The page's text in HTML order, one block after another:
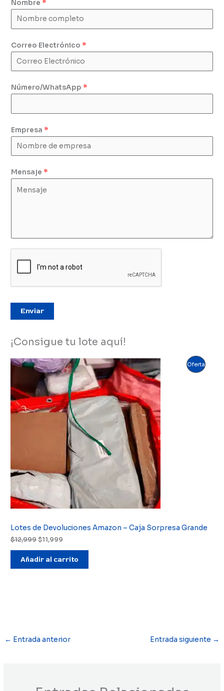
Nombre *
Correo Electrónico *
Número/WhatsApp *
Empresa *
Mensaje *
Enviar
¡Consigue tu lote aquí!
Oferta
Lotes de Devoluciones Amazon – Caja Sorpresa Grande
$12,999El
original
era:
$12,999.
$11,999
actual
es:
$11,999.
Añadir al carrito
← Entrada anterior Entrada siguiente →